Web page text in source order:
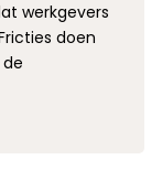
werkgevers
doen